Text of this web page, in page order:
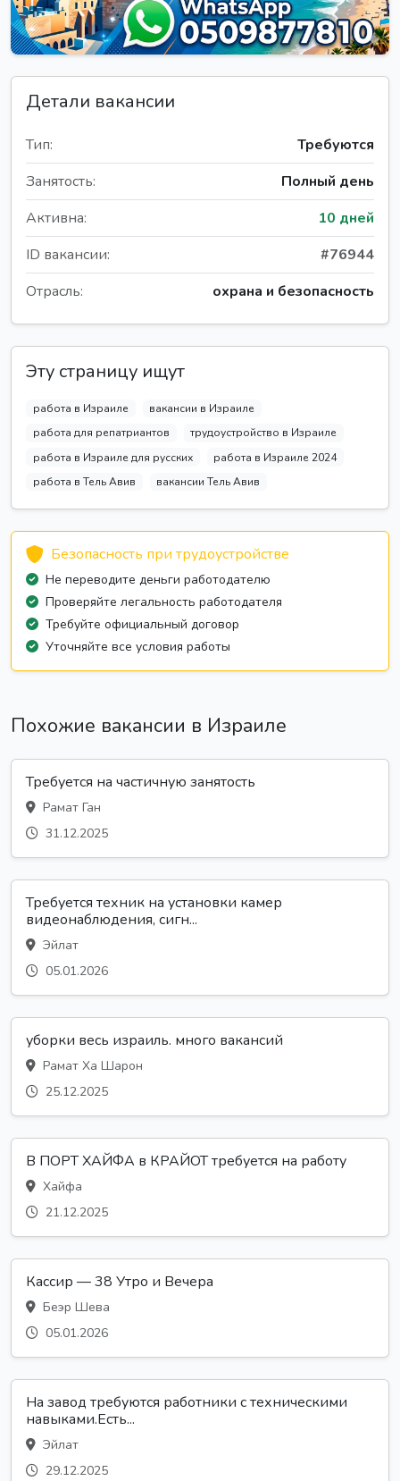
Детали вакансии
Тип:
Требуются
Занятость:
Полный день
Активна:
10 дней
ID вакансии:
#76944
Отрасль:
охрана и безопасность
Эту страницу ищут
работа в Израиле
вакансии в Израиле
работа для репатриантов
трудоустройство в Израиле
работа в Израиле для русских
работа в Израиле 2024
работа в Тель Авив
вакансии Тель Авив
Безопасность при трудоустройстве
Не переводите деньги работодателю
Проверяйте легальность работодателя
Требуйте официальный договор
Уточняйте все условия работы
Похожие вакансии в Израиле
Требуется на частичную занятость
Рамат Ган
31.12.2025
Требуется техник на установки камер
видеонаблюдения, сигн...
Эйлат
05.01.2026
уборки весь израиль. много вакансий
Рамат Ха Шарон
25.12.2025
В ПОРТ ХАЙФА в КРАЙОТ требуется на работу
Хайфа
21.12.2025
Кассир — 38 Утро и Вечера
Беэр Шева
05.01.2026
На завод требуются работники с техническими
навыками.Есть...
Эйлат
29.12.2025